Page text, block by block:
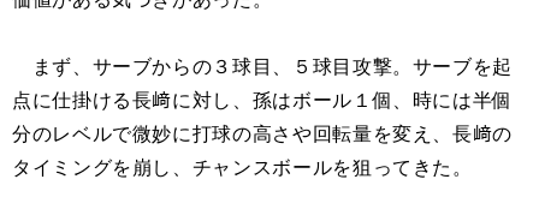
まず、サーブからの３球目、５球目攻撃。サーブを起
点に仕掛ける長﨑に対し、孫はボール１個、時には半個
分のレベルで微妙に打球の高さや回転量を変え、長﨑の
タイミングを崩し、チャンスボールを狙ってきた。